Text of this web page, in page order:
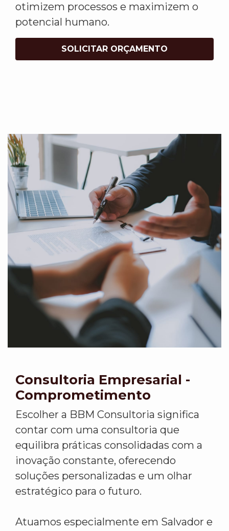
otimizem processos e maximizem o
potencial humano.
SOLICITAR ORÇAMENTO
Consultoria Empresarial -
Comprometimento
Escolher a BBM Consultoria significa
contar com uma consultoria que
equilibra práticas consolidadas com a
inovação constante, oferecendo
soluções personalizadas e um olhar
estratégico para o futuro.
Atuamos especialmente em Salvador e